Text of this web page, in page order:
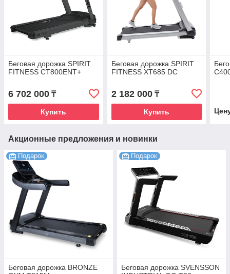
Беговая дорожка SPIRIT
FITNESS CT800ENT+
6 702 000 ₸
Купить
Беговая дорожка SPIRIT
FITNESS XT685 DC
2 182 000₸
Купить
Акционные предложения и новинки
Подарок
Беговая дорожка BRONZE
Подарок
Беговая дорожка SVENSSON